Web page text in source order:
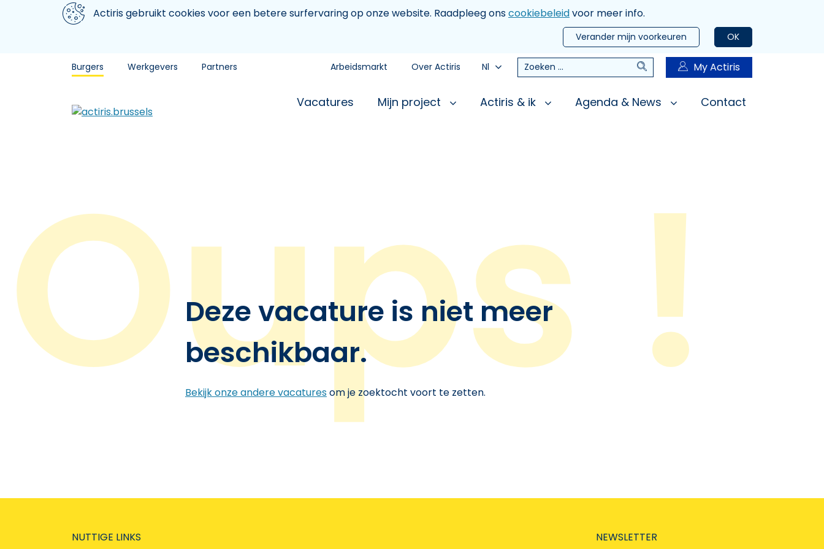
Aller au contenu principal
We gebruiken cookiesActiris gebruikt cookies voor een betere surfervaring op onze website. Raadpleeg onscookiebeleidvoor meer info.
OK
Verander mijn voorkeuren
Burgers Werkgevers Partners Arbeidsmarkt Over Actiris Nl Zoeken Zoeken My Actiris
Vacatures Mijn project Actiris & ik Agenda & News Contact
Deze vacature is niet meer
beschikbaar.
Bekijk onze andere vacaturesom je zoektocht voort te zetten.
NUTTIGE LINKS NEWSLETTER